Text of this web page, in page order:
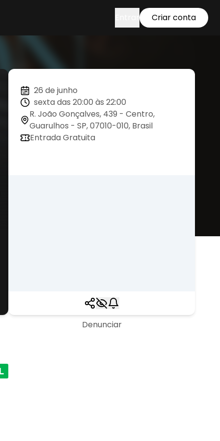
Criar conta
26 de junho
sexta das 20:00 às 22:00
R. João Gonçalves, 439 - Centro,
Guarulhos - SP, 07010-010, Brasil
Entrada Gratuita
Denunciar